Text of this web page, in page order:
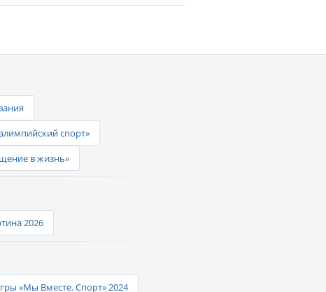
спорт»
в жизнь»
2026
«Мы Вместе. Спорт» 2024